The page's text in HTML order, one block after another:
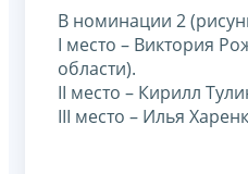
В номинации 2
I место – Виктория
области).
II место – Кирилл
III место – Илья